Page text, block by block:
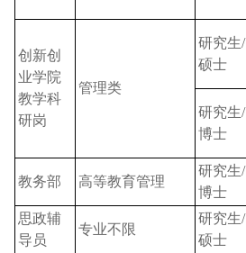
创新创
业学院
教学科
研岗
管理类
研究生/
硕士
研究生/
博士
教务部 高等教育管理
研究生/
博士
思政辅
导员
专业不限
研究生/
硕士